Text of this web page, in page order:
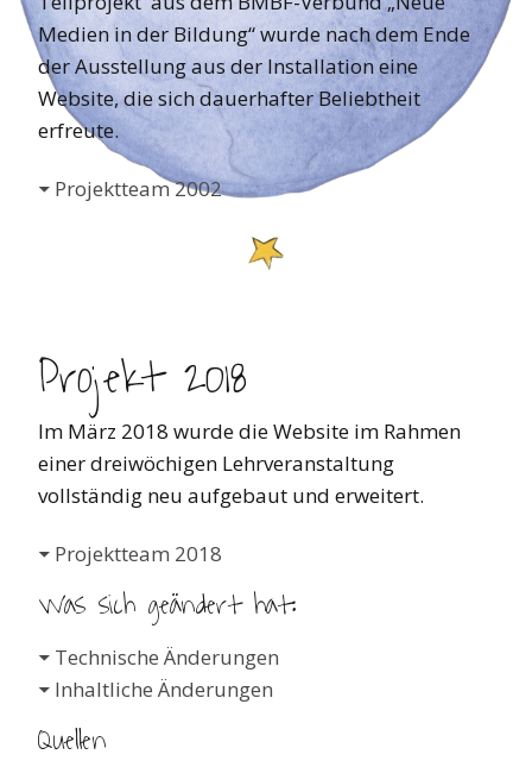
Medien in der Bildung“ wurde nach dem Ende
der Ausstellung aus der Installation eine
Website, die sich dauerhafter Beliebtheit
erfreute.
Projektteam 2002
Projekt 2018
Im März 2018 wurde die Website im Rahmen
einer dreiwöchigen Lehrveranstaltung
vollständig neu aufgebaut und erweitert.
Projektteam 2018
Was sich geändert hat:
Technische Änderungen
Inhaltliche Änderungen
Quellen